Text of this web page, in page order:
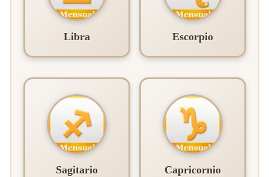
Libra Escorpio
Sagitario Capricornio